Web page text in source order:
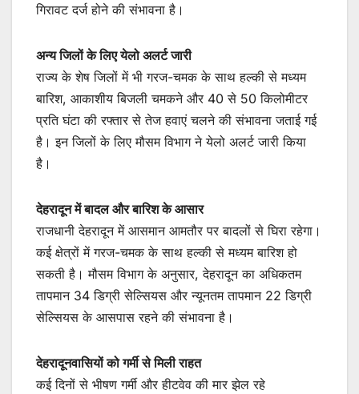
गिरावट दर्ज होने की संभावना है।
अन्य जिलों के लिए येलो अलर्ट जारी
राज्य के शेष जिलों में भी गरज-चमक के साथ हल्की से मध्यम
बारिश, आकाशीय बिजली चमकने और 40 से 50 किलोमीटर
प्रति घंटा की रफ्तार से तेज हवाएं चलने की संभावना जताई गई
है। इन जिलों के लिए मौसम विभाग ने येलो अलर्ट जारी किया
है।
देहरादून में बादल और बारिश के आसार
राजधानी देहरादून में आसमान आमतौर पर बादलों से घिरा रहेगा।
कई क्षेत्रों में गरज-चमक के साथ हल्की से मध्यम बारिश हो
सकती है। मौसम विभाग के अनुसार, देहरादून का अधिकतम
तापमान 34 डिग्री सेल्सियस और न्यूनतम तापमान 22 डिग्री
सेल्सियस के आसपास रहने की संभावना है।
देहरादूनवासियों को गर्मी से मिली राहत
कई दिनों से भीषण गर्मी और हीटवेव की मार झेल रहे